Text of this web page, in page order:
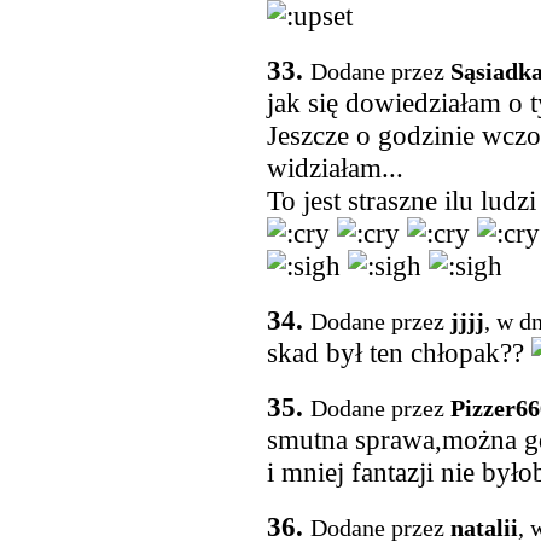
33. Dodane przez
jak się dowiedziałam o
Jeszcze o godzinie
widziałam...
To jest straszne ilu
34. Dodane przez jjjj, w
skad był ten chłopak??
35. Dodane przez
smutna sprawa,można
i mniej fantazji nie
36. Dodane przez natalii,